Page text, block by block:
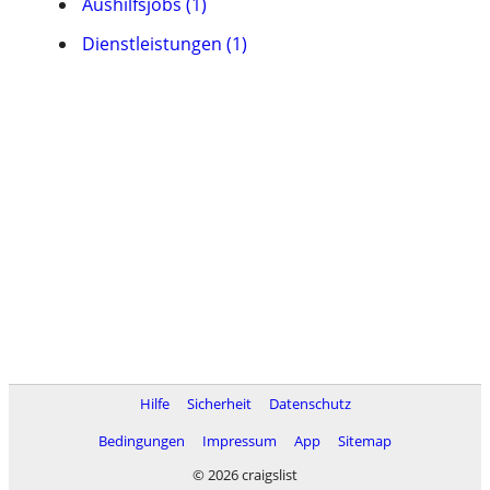
Dienstleistungen (1)
Hilfe Sicherheit
Datenschutz
Bedingungen
Impressum App
Sitemap
© 2026 craigslist